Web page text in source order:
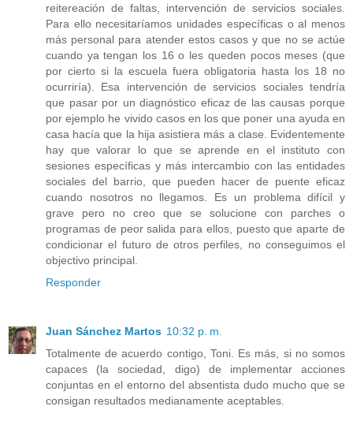
reitereación de faltas, intervención de servicios sociales.
Para ello necesitaríamos unidades específicas o al menos
más personal para atender estos casos y que no se actúe
cuando ya tengan los 16 o les queden pocos meses (que
por cierto si la escuela fuera obligatoria hasta los 18 no
ocurriría). Esa intervención de servicios sociales tendría
que pasar por un diagnóstico eficaz de las causas porque
por ejemplo he vivido casos en los que poner una ayuda en
casa hacía que la hija asistiera más a clase. Evidentemente
hay que valorar lo que se aprende en el instituto con
sesiones específicas y más intercambio con las entidades
sociales del barrio, que pueden hacer de puente eficaz
cuando nosotros no llegamos. Es un problema difícil y
grave pero no creo que se solucione con parches o
programas de peor salida para ellos, puesto que aparte de
condicionar el futuro de otros perfiles, no conseguimos el
objectivo principal.
Responder
Juan Sánchez Martos 10:32 p. m.
Totalmente de acuerdo contigo, Toni. Es más, si no somos
capaces (la sociedad, digo) de implementar acciones
conjuntas en el entorno del absentista dudo mucho que se
consigan resultados medianamente aceptables.